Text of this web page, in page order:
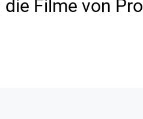
Filme von